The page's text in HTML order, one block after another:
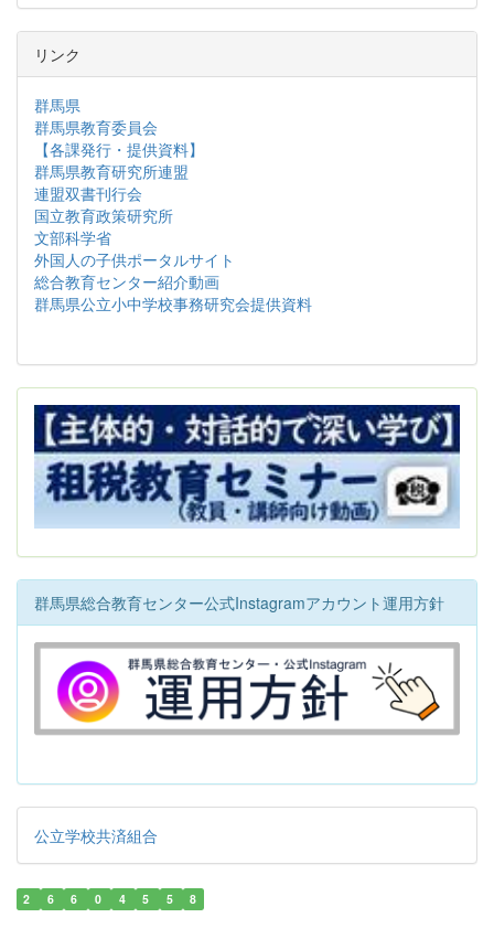
リンク
群馬県
群馬県教育委員会
【各課発行・提供資料】
群馬県教育研究所連盟
連盟双書刊行会
国立教育政策研究所
文部科学省
外国人の子供ポータルサイト
総合教育センター紹介動画
群馬県公立小中学校事務研究会提供資料
群馬県総合教育センター公式Instagramアカウント運用方針
公立学校共済組合
2 6 6 0 4 5 5 8